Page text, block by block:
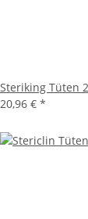
Steriking Tüten
20,96 € *